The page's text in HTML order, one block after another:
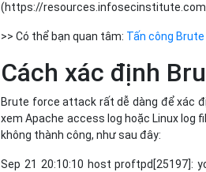
(https://
>> Có thể bạn quan tâm: Tấn công
Cách xác định
Brute force attack rất dễ dàng để xác
xem Apache access log hoặc Linux log
không thành công, như sau đây:
Sep 21 20:10:10 host proftpd[25197]: